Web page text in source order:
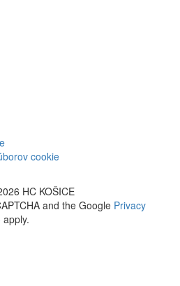
cookie
HC KOŠICE
and the Google Privacy
apply.